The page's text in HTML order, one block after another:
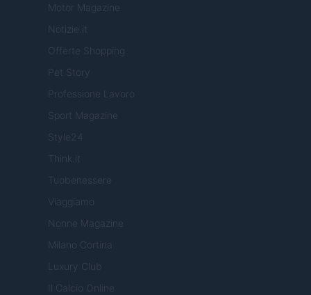
Motor Magazine
Notizie.it
Offerte Shopping
Pet Story
Professione Lavoro
Sport Magazine
Style24
Think.it
Tuobenessere
Viaggiamo
Nonne Magazine
Milano Cortina
Luxury Club
Il Calcio Online